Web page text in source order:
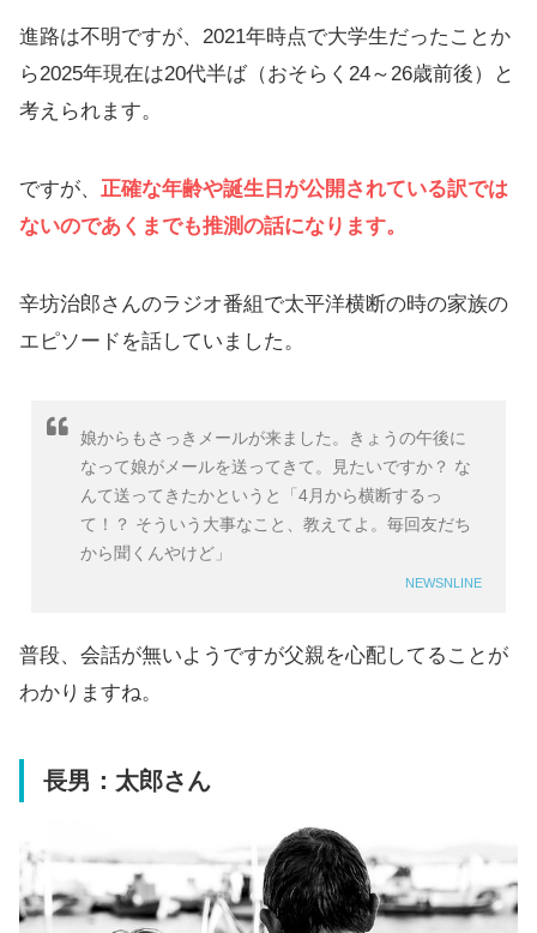
進路は不明ですが、2021年時点で大学生だったことか
ら2025年現在は20代半ば（おそらく24～26歳前後）と
考えられます。
ですが、 正確な年齢や誕生日が公開されている訳では
ないのであくまでも推測の話になります。
辛坊治郎さんのラジオ番組で太平洋横断の時の家族の
エピソードを話していました。
娘からもさっきメールが来ました。きょうの午後に
なって娘がメールを送ってきて。見たいですか？ な
んて送ってきたかというと「4月から横断するっ
て！？ そういう大事なこと、教えてよ。毎回友だち
から聞くんやけど」
NEWSNLINE
普段、会話が無いようですが父親を心配してることが
わかりますね。
長男：太郎さん